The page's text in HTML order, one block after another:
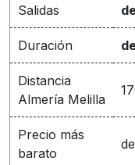
Salidas
Duración
Distancia
Almería Melilla
Precio más
barato